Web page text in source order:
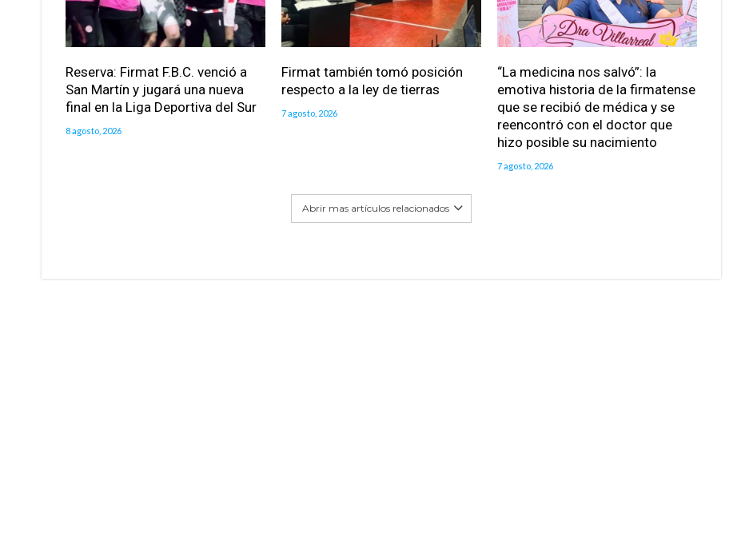
Reserva: Firmat F.B.C. venció a
San Martín y jugará una nueva
final en la Liga Deportiva del Sur
8 agosto, 2026
Firmat también tomó posición
respecto a la ley de tierras
7 agosto, 2026
“La medicina nos salvó”: la
emotiva historia de la firmatense
que se recibió de médica y se
reencontró con el doctor que
hizo posible su nacimiento
7 agosto, 2026
Abrir mas artículos relacionados